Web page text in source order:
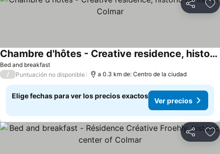
Compartir
Bed and breakfast
Chambre d'hôtes - Creative residence, historic center of Colmar
/ Puntuación no disponible a 0.3 km de: Centro de la ciudad
Elige fechas para ver los precios exactos
Ver precios
Compartir